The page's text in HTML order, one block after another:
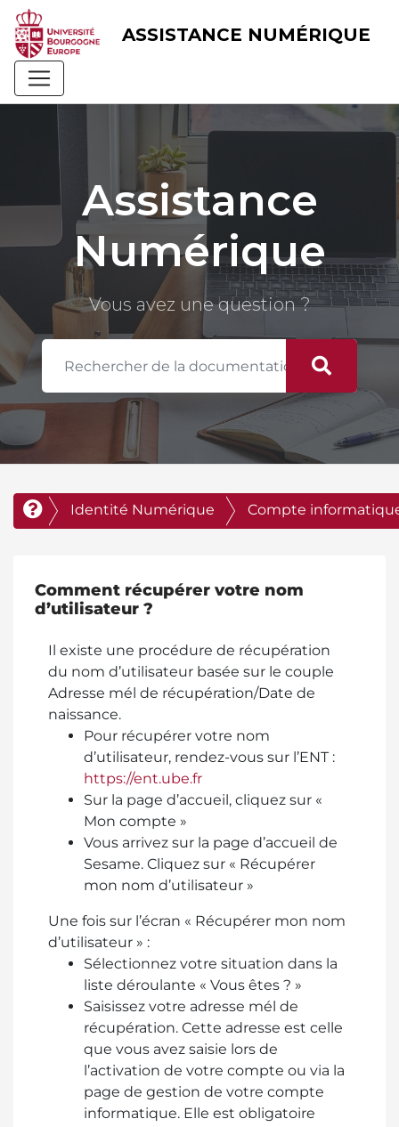
Skip
content
ASSISTANCE NUMÉRIQUE
Assistance
Numérique
Vous avez une question ?
Identité Numérique Compte
Comment récupérer votre nom
d’utilisateur ?
Il existe une procédure de récupération
du nom d’utilisateur basée sur le couple
Adresse mél de récupération/Date de
naissance.
Pour récupérer votre nom
d’utilisateur, rendez-vous sur l’ENT :
https://ent.ube.fr
Sur la page d’accueil, cliquez sur «
Mon compte »
Vous arrivez sur la page d’accueil de
Sesame. Cliquez sur « Récupérer
mon nom d’utilisateur »
Une fois sur l’écran « Récupérer mon nom
d’utilisateur » :
Sélectionnez votre situation dans la
liste déroulante « Vous êtes ? »
Saisissez votre adresse mél de
récupération. Cette adresse est celle
que vous avez saisie lors de
l’activation de votre compte ou via la
page de gestion de votre compte
informatique. Elle est obligatoire